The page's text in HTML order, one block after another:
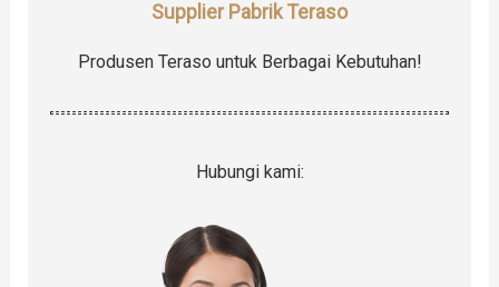
Supplier Pabrik Teraso
Produsen Teraso untuk Berbagai Kebutuhan!
Hubungi kami: